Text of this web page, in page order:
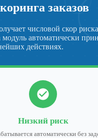
заказов
числовой скор
модуль автоматически
действиях.
Низкий риск
автоматически без